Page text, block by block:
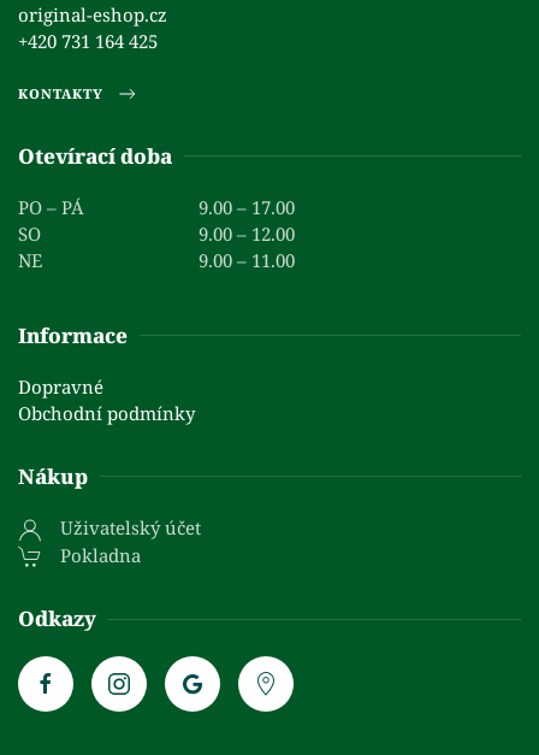
original-eshop.cz
+420 731 164 425
KONTAKTY
Otevírací doba
PO – PÁ
9.00 – 17.00
SO
9.00 – 12.00
NE
9.00 – 11.00
Informace
Dopravné
Obchodní podmínky
Nákup
Uživatelský účet
Pokladna
Odkazy